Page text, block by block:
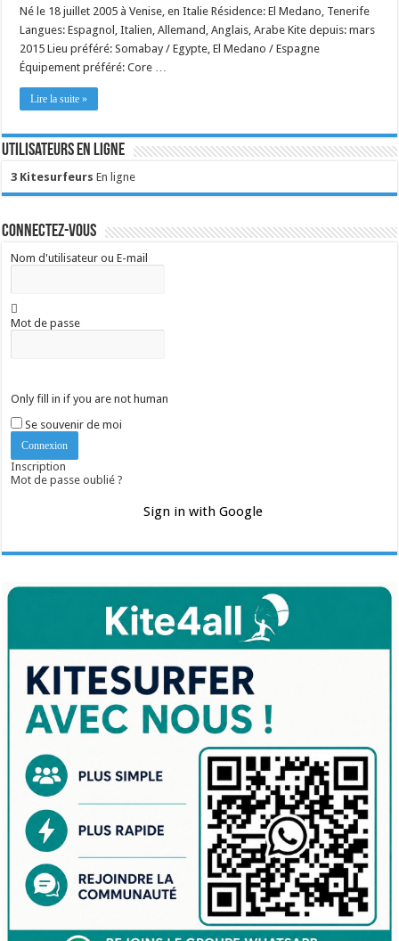
Né le 18 juillet 2005 à Venise, en Italie Résidence: El Medano, Tenerife
Langues: Espagnol, Italien, Allemand, Anglais, Arabe Kite depuis: mars
2015 Lieu préféré: Somabay / Egypte, El Medano / Espagne
Équipement préféré: Core …
Lire la suite »
Utilisateurs en ligne
3 Kitesurfeurs En ligne
Connectez-vous
Nom d'utilisateur ou E-mail
Mot de passe
Only fill in if you are not human
Se souvenir de moi
Inscription
Mot de passe oublié ?
Sign in with Google